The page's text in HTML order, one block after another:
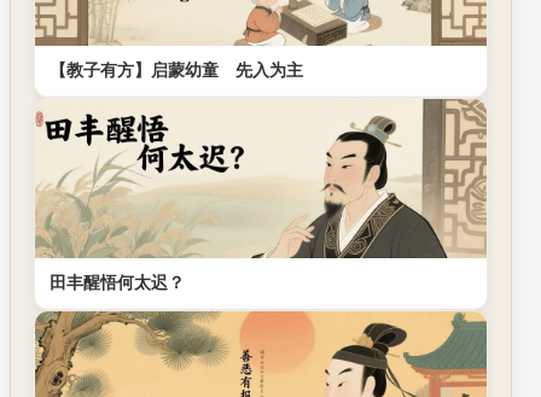
【教子有方】启蒙幼童 先入为主
田丰醒悟何太迟？